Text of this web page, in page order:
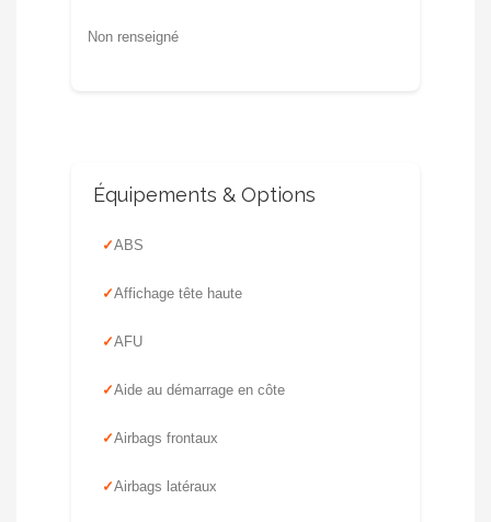
Non renseigné
Équipements & Options
ABS
Affichage tête haute
AFU
Aide au démarrage en côte
Airbags frontaux
Airbags latéraux